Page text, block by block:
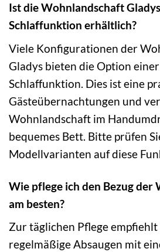
Ist die Wohnlandschaft
Schlaffunktion erhältlich?
Viele Konfigurationen der
Gladys bieten die Option
Schlaffunktion. Dies ist eine
Gästeübernachtungen und
Wohnlandschaft im
bequemes Bett. Bitte prüfen
Modellvarianten auf diese
Wie pflege ich den Bezug der
am besten?
Zur täglichen Pflege empfiehlt
regelmäßige Absaugen mit